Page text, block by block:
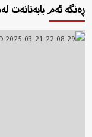
ڕەنگە ئەم